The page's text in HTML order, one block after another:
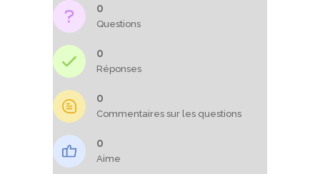
0
Questions
0
Réponses
0
Commentaires sur les questions
0
Aime